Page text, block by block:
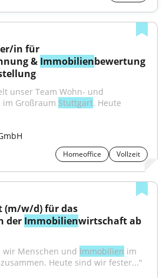
in für
& Immobilienbewertung
unser Team Wohn- und
Großraum Stuttgart. Heute
Homeoffice Vollzeit
w/d) für das
der Immobilienwirtschaft ab
wir Menschen und Immobilien im
zusammen. Heute sind wir fester..."